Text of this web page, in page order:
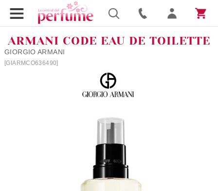
ARMANI CODE EAU DE TOILETTE
GIORGIO ARMANI
[GIARMCO636490]